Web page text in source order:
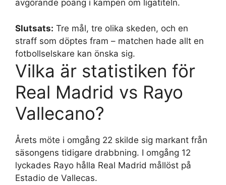
avgörande poäng i kampen om ligatiteln.
Slutsats: Tre mål, tre olika skeden, och en
straff som döptes fram – matchen hade allt en
fotbollselskare kan önska sig.
Vilka är statistiken för
Real Madrid vs Rayo
Vallecano?
Årets möte i omgång 22 skilde sig markant från
säsongens tidigare drabbning. I omgång 12
lyckades Rayo hålla Real Madrid mållöst på
Estadio de Vallecas.